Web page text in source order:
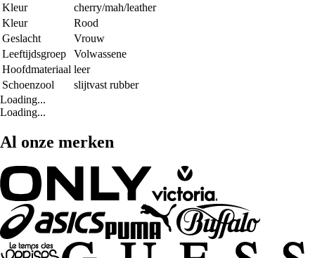
Kleur
cherry/mah/leather
Kleur
Rood
Geslacht
Vrouw
Leeftijdsgroep
Volwassene
Hoofdmateriaal leer
Schoenzool
slijtvast rubber
Loading...
Loading...
Al onze merken